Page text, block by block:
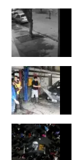
su cómplice y
trasladado de
recibir atención
Al asistir al
hallaron
torso, una en el
y otra en la
trasladado de